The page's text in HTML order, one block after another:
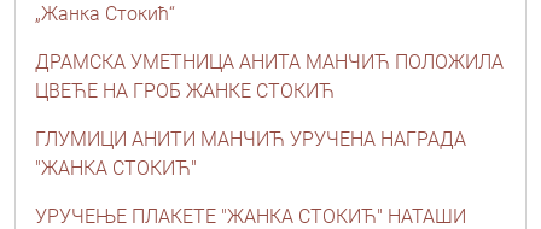
„Жанка Стокић“
ДРАМСКА УМЕТНИЦА АНИТА МАНЧИЋ ПОЛОЖИЛА
ЦВЕЋЕ НА ГРОБ ЖАНКЕ СТОКИЋ
ГЛУМИЦИ АНИТИ МАНЧИЋ УРУЧЕНА НАГРАДА
"ЖАНКА СТОКИЋ"
УРУЧЕЊЕ ПЛАКЕТЕ "ЖАНКА СТОКИЋ" НАТАШИ